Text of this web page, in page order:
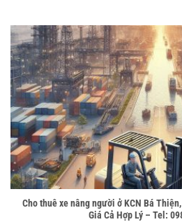
Cho thuê xe nâng người ở KCN Bá
Giá Cả Hợp Lý – Tel: